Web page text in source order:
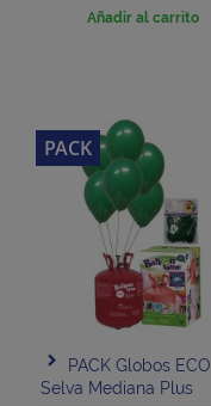
Añadir al carrito
PACK Globos ECO
Selva Mediana Plus
PACK